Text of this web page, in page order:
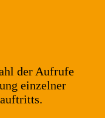
der Aufrufe
einzelner